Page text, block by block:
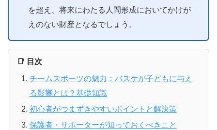
を超え、将来にわたる人間形成においてかけが
えのない財産となるでしょう。
📑 目次
チームスポーツの魅力：バスケが子どもに与え
る影響とは？基礎知識
初心者がつまずきやすいポイントと解決策
保護者・サポーターが知っておくべきこと